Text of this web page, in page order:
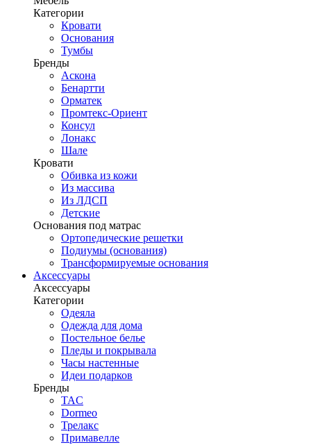
Категории
Кровати
Основания
Тумбы
Бренды
Аскона
Бенартти
Орматек
Промтекс-Ориент
Консул
Лонакс
Шале
Кровати
Обивка из кожи
Из массива
Из ЛДСП
Детские
Основания под матрас
Ортопедические решетки
Подиумы (основания)
Трансформируемые основания
Аксессуары
Аксессуары
Категории
Одеяла
Одежда для дома
Постельное белье
Пледы и покрывала
Часы настенные
Идеи подарков
Бренды
TAC
Dormeo
Трелакс
Примавелле